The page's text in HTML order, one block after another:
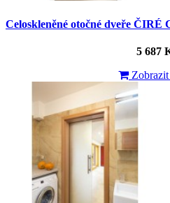
Celoskleněné otočné dveře ČIRÉ
5 687
Zobrazit